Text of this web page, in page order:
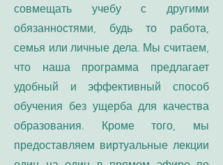
совмещать учебу с другими
обязанностями, будь то работа,
семья или личные дела. Мы считаем,
что наша программа предлагает
удобный и эффективный способ
обучения без ущерба для качества
образования. Кроме того, мы
предоставляем виртуальные лекции